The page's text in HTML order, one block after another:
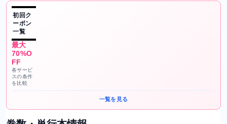
初回ク
ーポン
一覧
最大
70%O
FF
各サービ
スの条件
を比較
一覧を見る